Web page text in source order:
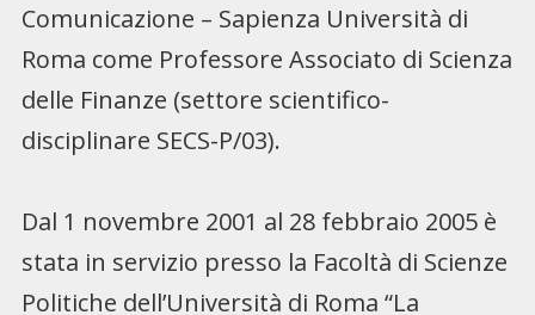
Comunicazione – Sapienza Università di
Roma come Professore Associato di Scienza
delle Finanze (settore scientifico-
disciplinare SECS-P/03).
Dal 1 novembre 2001 al 28 febbraio 2005 è
stata in servizio presso la Facoltà di Scienze
Politiche dell’Università di Roma “La